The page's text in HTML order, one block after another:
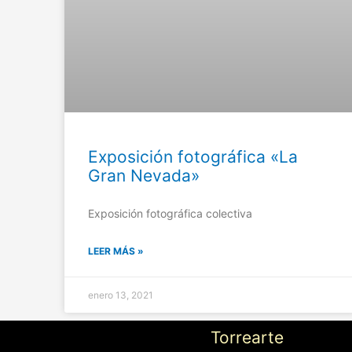
Exposición fotográfica «La
Gran Nevada»
Exposición fotográfica colectiva
LEER MÁS »
enero 13, 2021
Torrearte